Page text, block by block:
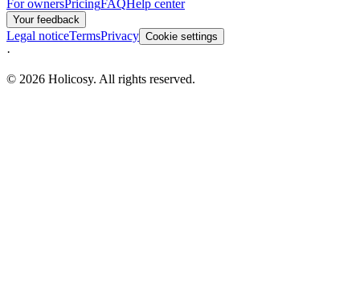
For ownersPricingFAQHelp center
Your feedback
Legal noticeTermsPrivacy Cookie settings
·
© 2026 Holicosy. All rights reserved.